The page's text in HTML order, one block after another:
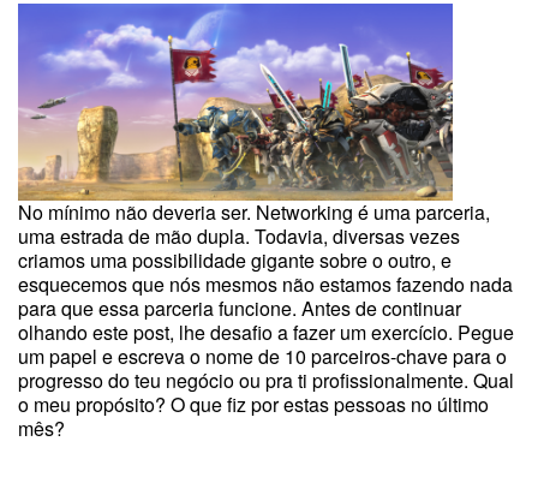
No mínimo não deveria ser. Networking é uma parceria,
uma estrada de mão dupla. Todavia, diversas vezes
criamos uma possibilidade gigante sobre o outro, e
esquecemos que nós mesmos não estamos fazendo nada
para que essa parceria funcione. Antes de continuar
olhando este post, lhe desafio a fazer um exercício. Pegue
um papel e escreva o nome de 10 parceiros-chave para o
progresso do teu negócio ou pra ti profissionalmente. Qual
o meu propósito? O que fiz por estas pessoas no último
mês?